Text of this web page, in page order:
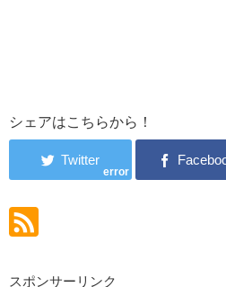
シェアはこちらから！
error
スポンサーリンク